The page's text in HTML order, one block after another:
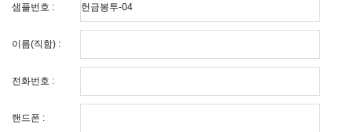
샘플번호 :
이름(직함) :
전화번호 :
핸드폰 :